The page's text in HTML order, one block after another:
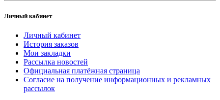
Личный кабинет
Личный кабинет
История заказов
Мои закладки
Рассылка новостей
Официальная платёжная страница
Согласие на получение информационных и рекламных
рассылок